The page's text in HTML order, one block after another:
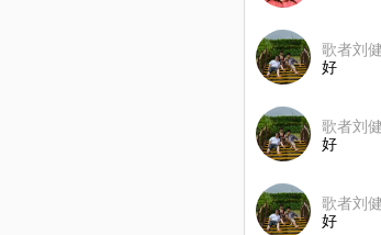
歌者刘健
好
歌者刘健
好
歌者刘健
好